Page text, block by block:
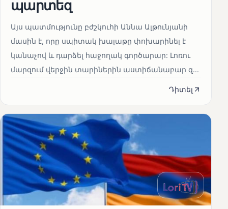
պարտեզ
Այս պատմությունը բժշկուհի Աննա Ալթունյանի
մասին է, որը սպիտակ խալաթը փոխարինել է
կանաչով և դարձել հաջողակ գործարար: Լոռու
մարզում վերջին տարիներին աստիճանաբար զ...
Դիտել